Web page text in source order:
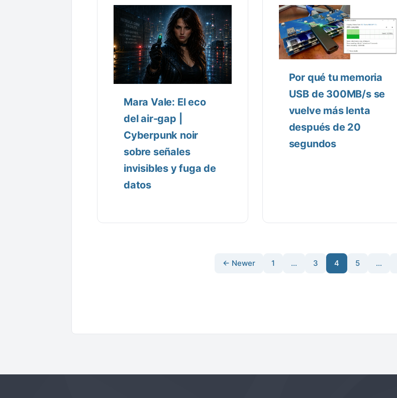
Mara Vale: El eco
del air-gap |
Cyberpunk noir
sobre señales
invisibles y fuga de
datos
Por qué tu memoria
USB de 300MB/s se
vuelve más lenta
después de 20
segundos
← Newer 1 … 3 4 5 …